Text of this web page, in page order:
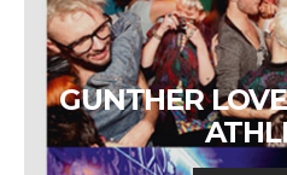
GUNTHER